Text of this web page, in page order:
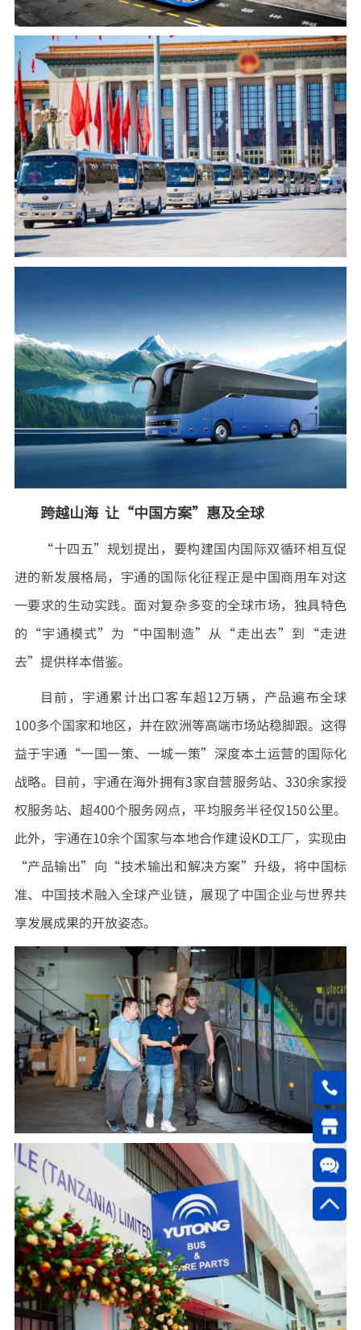
跨越山海 让“中国方案”惠及全球
“十四五”规划提出，要构建国内国际双循环相互促
进的新发展格局，宇通的国际化征程正是中国商用车对这
一要求的生动实践。面对复杂多变的全球市场，独具特色
的“宇通模式”为“中国制造”从“走出去”到“走进
去”提供样本借鉴。
目前，宇通累计出口客车超12万辆，产品遍布全球
100多个国家和地区，并在欧洲等高端市场站稳脚跟。这得
益于宇通“一国一策、一城一策”深度本土运营的国际化
战略。目前，宇通在海外拥有3家自营服务站、330余家授
权服务站、超400个服务网点，平均服务半径仅150公里。
此外，宇通在10余个国家与本地合作建设KD工厂，实现由
“产品输出”向“技术输出和解决方案”升级，将中国标
准、中国技术融入全球产业链，展现了中国企业与世界共
享发展成果的开放姿态。